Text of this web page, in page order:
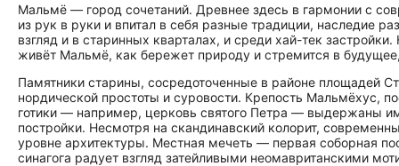
Мальмё — город сочетаний. Древнее здесь в гармонии с
из рук в руки и впитал в себя разные традиции, наследие
взгляд и в старинных кварталах, и среди хай-тек
живёт Мальмё, как бережет природу и стремится в
Памятники старины, сосредоточенные в районе площадей
нордической простоты и суровости. Крепость Мальмёхус,
готики — например, церковь святого Петра — выдержаны
постройки. Несмотря на скандинавский колорит,
уровне архитектуры. Местная мечеть — первая соборная
синагога радует взгляд затейливыми неомавританскими